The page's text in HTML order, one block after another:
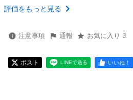
評価をもっと見る
注意事項 通報 お気に入り 3
ポスト LINEで送る いいね！